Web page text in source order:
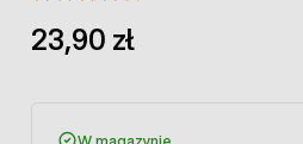
23,90 zł